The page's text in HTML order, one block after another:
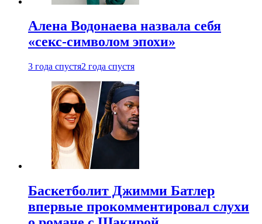
Алена Водонаева назвала себя
«секс-символом эпохи»
3 года спустя2 года спустя
Баскетболит Джимми Батлер
впервые прокомментировал слухи